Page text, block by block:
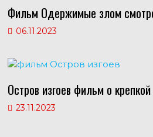
s
n
k
i
p
p
r
e
t
g
r
m
Фильм Одержимые злом
06.11.2023
Остров изгоев фильм о
23.11.2023